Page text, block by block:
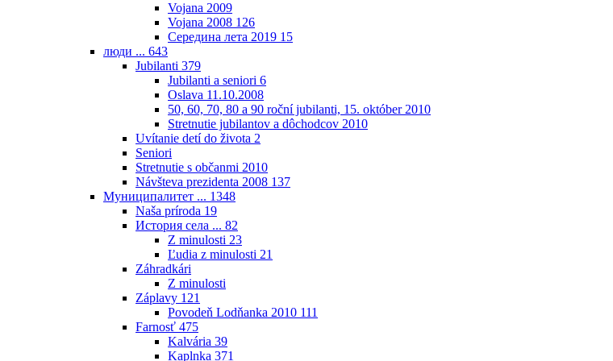
Vojana 2009
Vojana 2008 126
Середина лета 2019 15
люди ... 643
Jubilanti 379
Jubilanti a seniori 6
Oslava 11.10.2008
50, 60, 70, 80 a 90 roční jubilanti, 15. október 2010
Stretnutie jubilantov a dôchodcov 2010
Uvítanie detí do života 2
Seniori
Stretnutie s občanmi 2010
Návšteva prezidenta 2008 137
Муниципалитет ... 1348
Naša príroda 19
История села ... 82
Z minulosti 23
Ľudia z minulosti 21
Záhradkári
Z minulosti
Záplavy 121
Povodeň Lodňanka 2010 111
Farnosť 475
Kalvária 39
Kaplnka 371